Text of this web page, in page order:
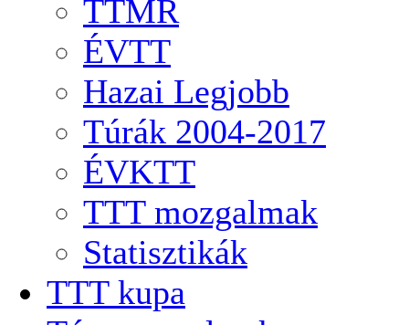
TTMR
ÉVTT
Hazai Legjobb
Túrák 2004-2017
ÉVKTT
TTT mozgalmak
Statisztikák
TTT kupa